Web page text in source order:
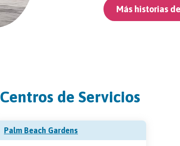
Más historias
Centros de Servicios
Palm Beach Gardens